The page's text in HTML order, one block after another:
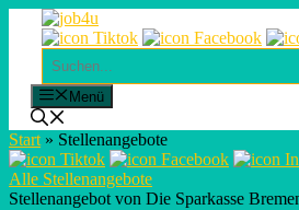
contentSuchen
Menü
Start » Stellenangebote
Alle Stellenangebote
Stellenangebot von Die Sparkasse